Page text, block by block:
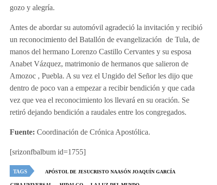
gozo y alegría.
Antes de abordar su automóvil agradeció la invitación y recibió
un reconocimiento del Batallón de evangelización de Tula, de
manos del hermano Lorenzo Castillo Cervantes y su esposa
Anabet Vázquez, matrimonio de hermanos que salieron de
Amozoc , Puebla. A su vez el Ungido del Señor les dijo que
dentro de poco van a empezar a recibir bendición y que cada
vez que vea el reconocimiento los llevará en su oración. Se
retiró dejando bendición a raudales entre los congregados.
Fuente: Coordinación de Crónica Apostólica.
[srizonfbalbum id=1755]
TAGS APÓSTOL DE JESUCRISTO NAASÓN JOAQUÍN GARCÍA